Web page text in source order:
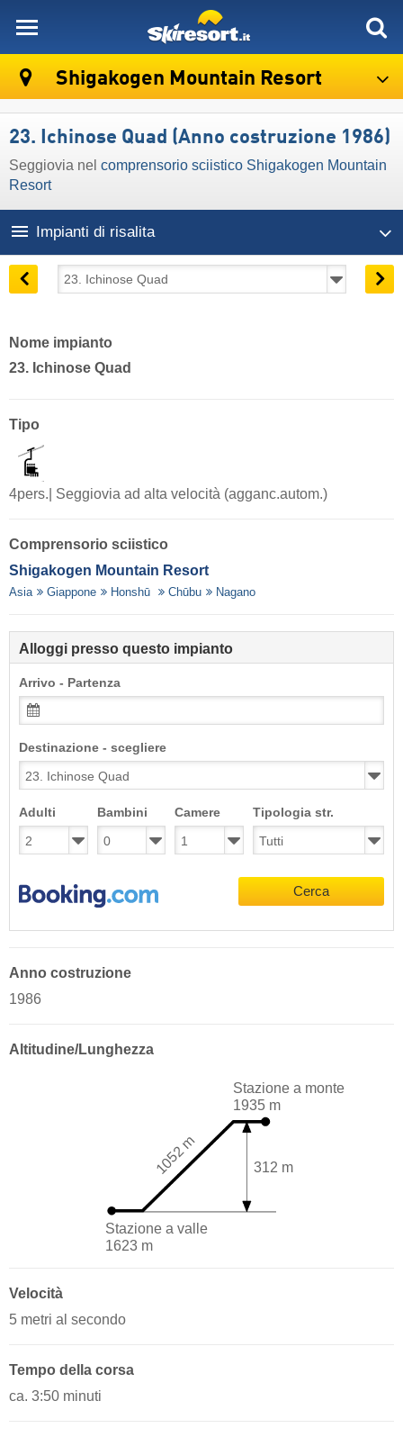
Shigakogen Mountain Resort
23. Ichinose Quad (Anno costruzione 1986)
Seggiovia nel comprensorio sciistico Shigakogen Mountain
Resort
Impianti di risalita
Nome impianto
23. Ichinose Quad
Tipo
4pers.| Seggiovia ad alta velocità (agganc.autom.)
Comprensorio sciistico
Shigakogen Mountain Resort
Asia Giappone Honshū Chūbu Nagano
Alloggi presso questo impianto
Arrivo - Partenza
Destinazione - scegliere
Adulti Bambini Camere Tipologia str.
Cerca
Anno costruzione
1986
Altitudine/Lunghezza
Stazione a valle
1623 m
Stazione a monte
1935 m
312 m
1052 m
Velocità
5 metri al secondo
Tempo della corsa
ca. 3:50 minuti